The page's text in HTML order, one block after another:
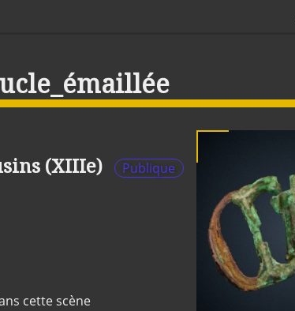
(XIIIe) Publique
cette scène